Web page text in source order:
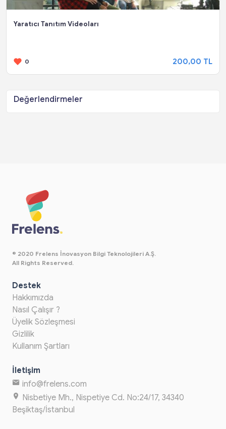
Yaratıcı Tanıtım Videoları
0 200,00 TL
Değerlendirmeler
© 2020 Frelens İnovasyon Bilgi Teknolojileri A.Ş.
All Rights Reserved.
Destek
Hakkımızda
Nasıl Çalışır ?
Üyelik Sözleşmesi
Gizlilik
Kullanım Şartları
İletişim
info@frelens.com
Nisbetiye Mh., Nispetiye Cd. No:24/17, 34340
Beşiktaş/İstanbul